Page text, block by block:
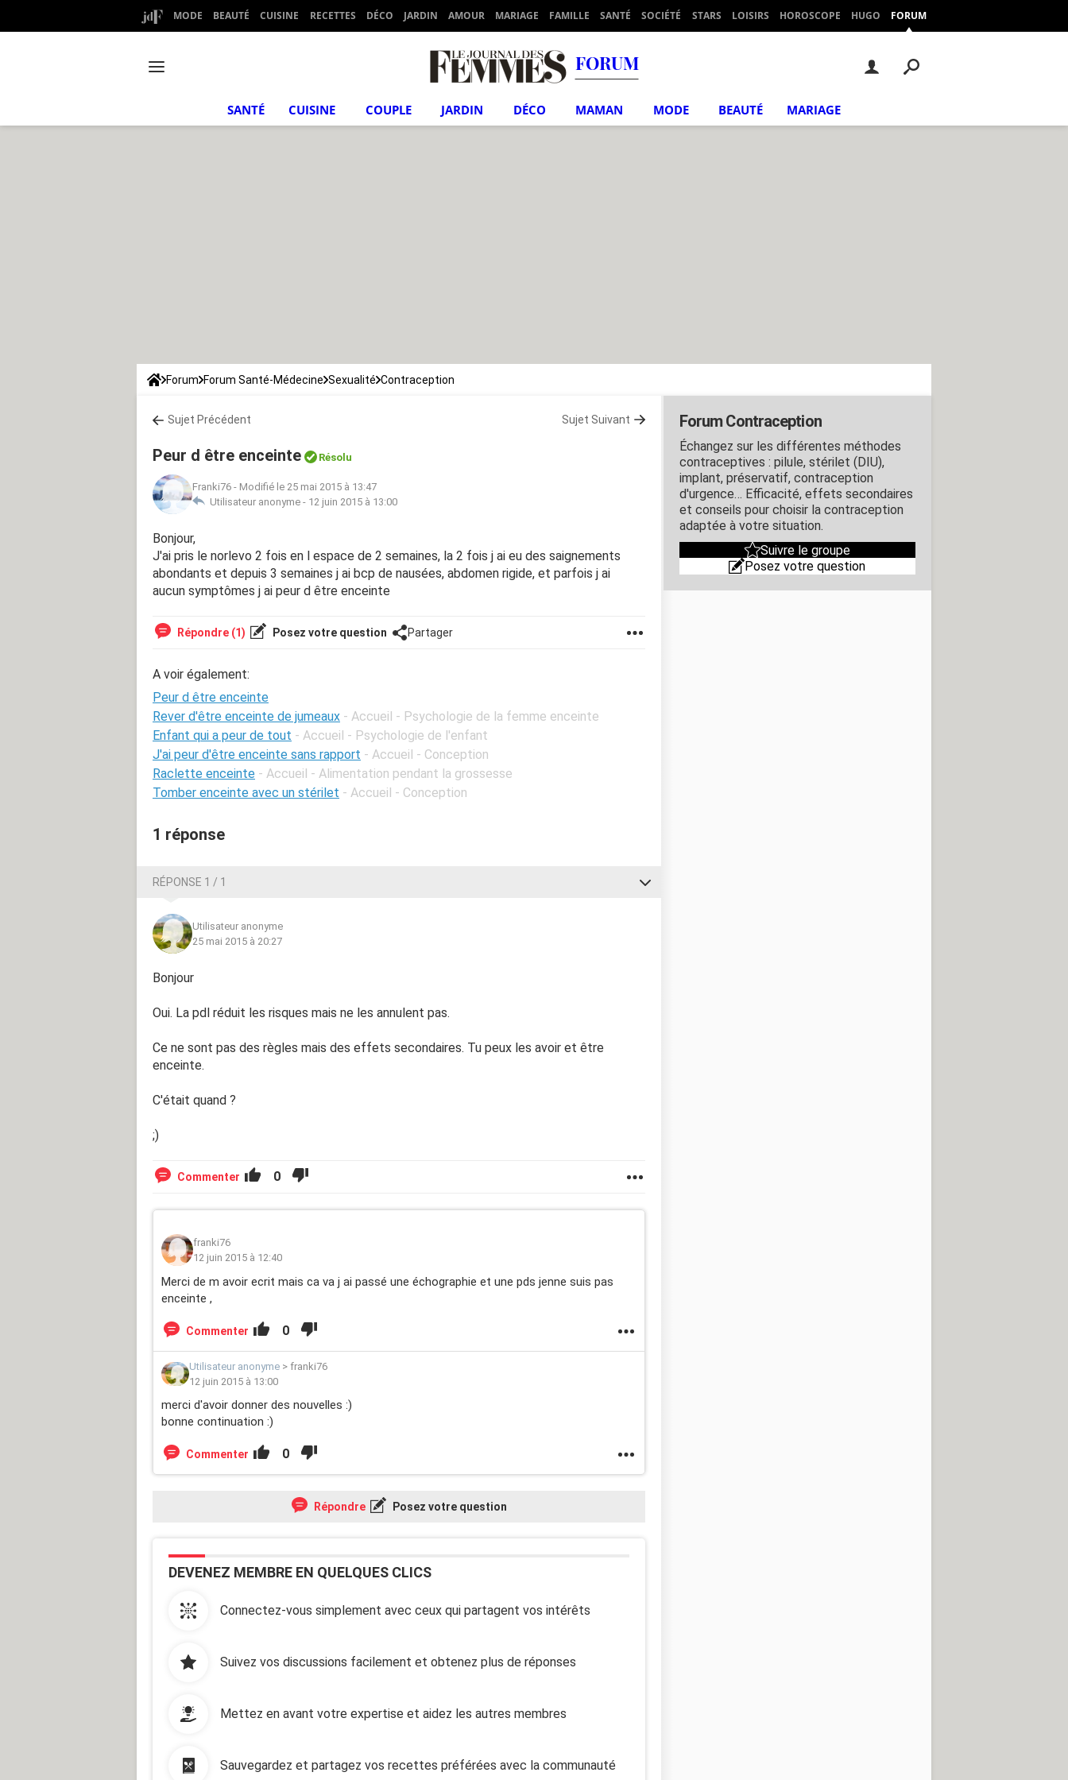
MODE BEAUTÉ CUISINE RECETTES DÉCO JARDIN AMOUR MARIAGE FAMILLE SANTÉ SOCIÉTÉ STARS LOISIRS HOROSCOPE HUGO FORUM
FORUM
SANTÉ CUISINE COUPLE JARDIN DÉCO MAMAN MODE BEAUTÉ MARIAGE
Forum Forum Santé-Médecine Sexualité Contraception
Sujet Précédent Sujet Suivant
Peur d être enceinte Résolu
Franki76 - Modifié le 25 mai 2015 à 13:47
Utilisateur anonyme - 12 juin 2015 à 13:00
Bonjour,
J'ai pris le norlevo 2 fois en l espace de 2 semaines, la 2 fois j ai eu des saignements
abondants et depuis 3 semaines j ai bcp de nausées, abdomen rigide, et parfois j ai
aucun symptômes j ai peur d être enceinte
Répondre (1) Posez votre question Partager
A voir également:
Peur d être enceinte
Rever d'être enceinte de jumeaux - Accueil - Psychologie de la femme enceinte
Enfant qui a peur de tout - Accueil - Psychologie de l'enfant
J'ai peur d'être enceinte sans rapport - Accueil - Conception
Raclette enceinte - Accueil - Alimentation pendant la grossesse
Tomber enceinte avec un stérilet - Accueil - Conception
1 réponse
RÉPONSE 1 / 1
Utilisateur anonyme
25 mai 2015 à 20:27
Bonjour
Oui. La pdl réduit les risques mais ne les annulent pas.
Ce ne sont pas des règles mais des effets secondaires. Tu peux les avoir et être
enceinte.
C'était quand ?
;)
Commenter 0
franki76
12 juin 2015 à 12:40
Merci de m avoir ecrit mais ca va j ai passé une échographie et une pds jenne suis pas
enceinte ,
Commenter 0
Utilisateur anonyme > franki76
12 juin 2015 à 13:00
merci d'avoir donner des nouvelles :)
bonne continuation :)
Commenter 0
Répondre Posez votre question
DEVENEZ MEMBRE EN QUELQUES CLICS
Connectez-vous simplement avec ceux qui partagent vos intérêts
Suivez vos discussions facilement et obtenez plus de réponses
Mettez en avant votre expertise et aidez les autres membres
Sauvegardez et partagez vos recettes préférées avec la communauté
Forum Contraception
Échangez sur les différentes méthodes
contraceptives : pilule, stérilet (DIU),
implant, préservatif, contraception
d'urgence… Efficacité, effets secondaires
et conseils pour choisir la contraception
adaptée à votre situation.
Suivre le groupe
Posez votre question